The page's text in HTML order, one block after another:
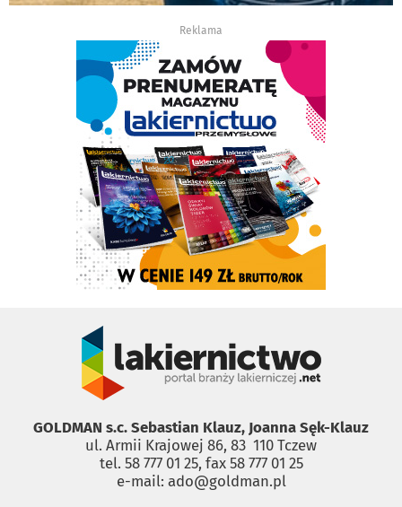
Reklama
GOLDMAN s.c. Sebastian Klauz, Joanna Sęk-Klauz
ul. Armii Krajowej 86, 83 ­ 110 Tczew
tel. 58 777 01 25, fax 58 777 01 25
e-mail: ado@goldman.pl